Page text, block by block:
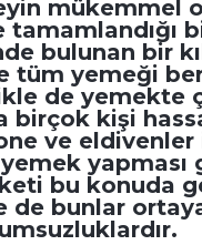
mükemmel
tamamlandığı
bulunan bir
tüm yemeği
de yemekte
birçok kişi
ve eldivenler
yapması
bu konuda
de bunlar